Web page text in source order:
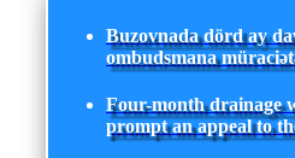
Buzovnada dörd ay
ombudsmana
Four-month drainage
prompt an appeal to